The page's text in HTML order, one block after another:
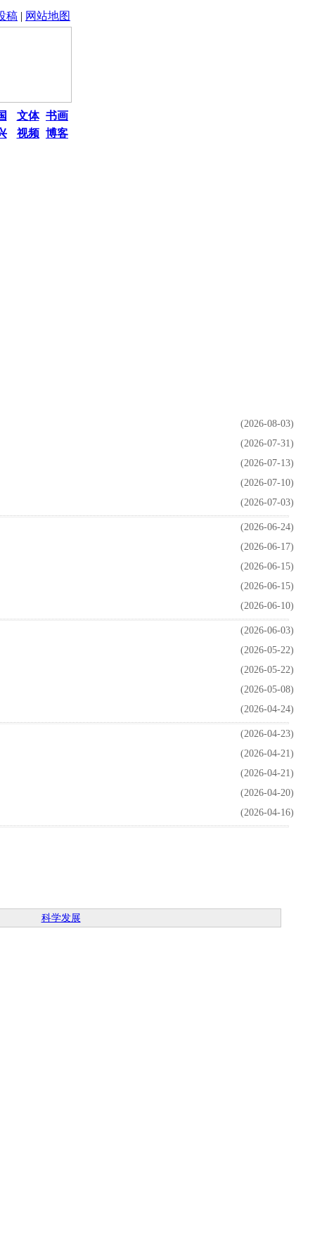
稿 | 网站地图
文体 书画
视频 博客
(2026-08-03)
(2026-07-31)
(2026-07-13)
(2026-07-10)
(2026-07-03)
(2026-06-24)
(2026-06-17)
(2026-06-15)
(2026-06-15)
(2026-06-10)
(2026-06-03)
(2026-05-22)
(2026-05-22)
(2026-05-08)
(2026-04-24)
(2026-04-23)
(2026-04-21)
(2026-04-21)
(2026-04-20)
(2026-04-16)
科学发展